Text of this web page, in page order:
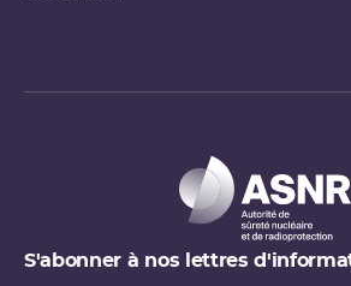
S'abonner à nos lettres